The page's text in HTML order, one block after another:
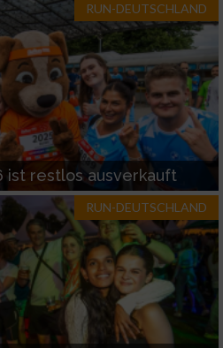
RUN-DEUTSCHLAND
ist restlos ausverkauft
RUN-DEUTSCHLAND